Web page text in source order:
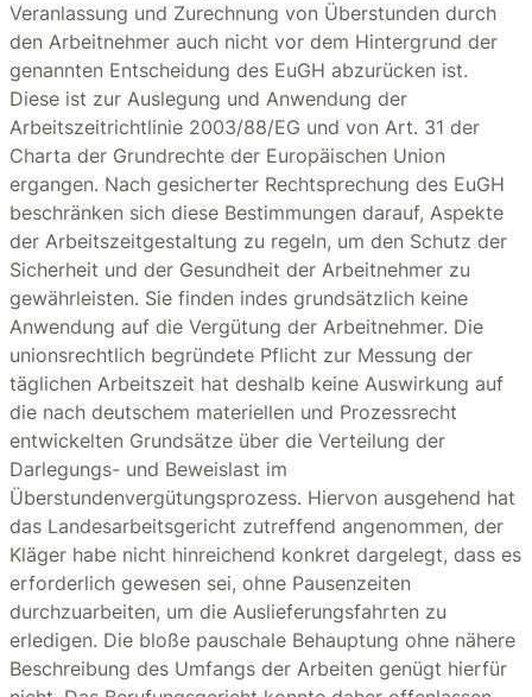
Veranlassung und Zurechnung von Überstunden durch
den Arbeitnehmer auch nicht vor dem Hintergrund der
genannten Entscheidung des EuGH abzurücken ist.
Diese ist zur Auslegung und Anwendung der
Arbeitszeitrichtlinie 2003/88/EG und von Art. 31 der
Charta der Grundrechte der Europäischen Union
ergangen. Nach gesicherter Rechtsprechung des EuGH
beschränken sich diese Bestimmungen darauf, Aspekte
der Arbeitszeitgestaltung zu regeln, um den Schutz der
Sicherheit und der Gesundheit der Arbeitnehmer zu
gewährleisten. Sie finden indes grundsätzlich keine
Anwendung auf die Vergütung der Arbeitnehmer. Die
unionsrechtlich begründete Pflicht zur Messung der
täglichen Arbeitszeit hat deshalb keine Auswirkung auf
die nach deutschem materiellen und Prozessrecht
entwickelten Grundsätze über die Verteilung der
Darlegungs- und Beweislast im
Überstundenvergütungsprozess. Hiervon ausgehend hat
das Landesarbeitsgericht zutreffend angenommen, der
Kläger habe nicht hinreichend konkret dargelegt, dass es
erforderlich gewesen sei, ohne Pausenzeiten
durchzuarbeiten, um die Auslieferungsfahrten zu
erledigen. Die bloße pauschale Behauptung ohne nähere
Beschreibung des Umfangs der Arbeiten genügt hierfür